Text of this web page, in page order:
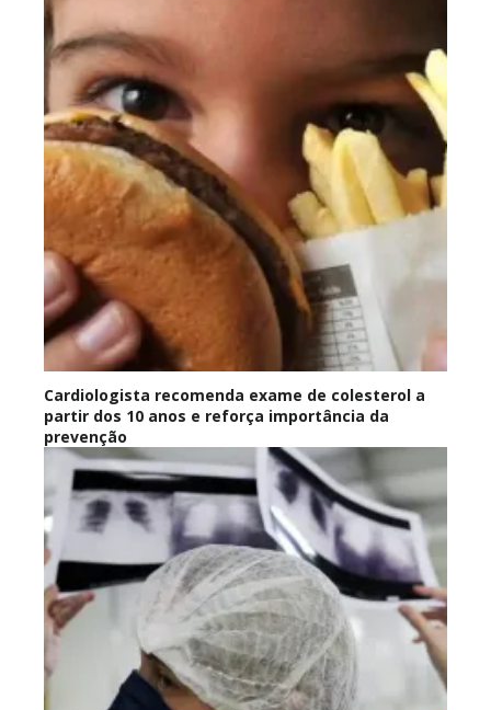
Cardiologista recomenda exame de colesterol a
partir dos 10 anos e reforça importância da
prevenção